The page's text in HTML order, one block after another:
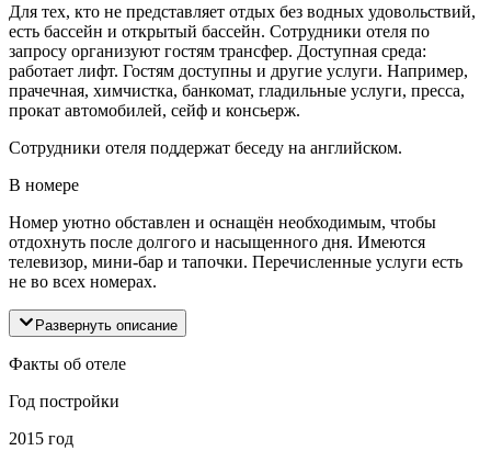
Для тех, кто не представляет отдых без водных удовольствий,
есть бассейн и открытый бассейн. Сотрудники отеля по
запросу организуют гостям трансфер. Доступная среда:
работает лифт. Гостям доступны и другие услуги. Например,
прачечная, химчистка, банкомат, гладильные услуги, пресса,
прокат автомобилей, сейф и консьерж.
Сотрудники отеля поддержат беседу на английском.
В номере
Номер уютно обставлен и оснащён необходимым, чтобы
отдохнуть после долгого и насыщенного дня. Имеются
телевизор, мини-бар и тапочки. Перечисленные услуги есть
не во всех номерах.
Развернуть описание
Факты об отеле
Год постройки
2015 год